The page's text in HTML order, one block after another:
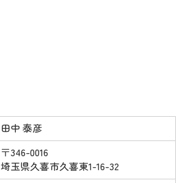
田中 泰彦
〒346-0016
埼玉県久喜市久喜東1-16-32